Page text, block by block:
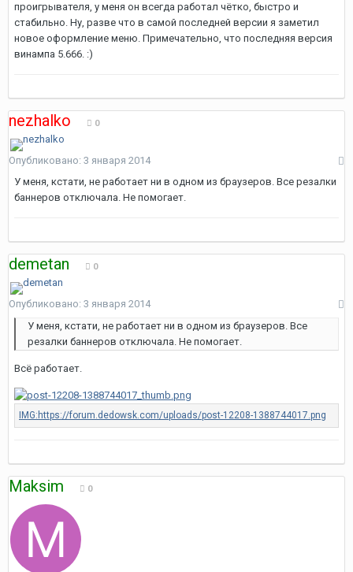
проигрывателя, у меня он всегда работал чётко, быстро и
стабильно. Ну, разве что в самой последней версии я заметил
новое оформление меню. Примечательно, что последняя версия
винампа 5.666. :)
nezhalko 0
Опубликовано: 3 января 2014
У меня, кстати, не работает ни в одном из браузеров. Все резалки
баннеров отключала. Не помогает.
demetan 0
Опубликовано: 3 января 2014
У меня, кстати, не работает ни в одном из браузеров. Все
резалки баннеров отключала. Не помогает.
Всё работает.
Maksim 0